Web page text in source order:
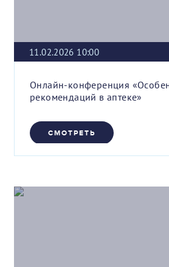
11.02.2026 10:00
Онлайн-конференция
рекомендаций в аптеке»
СМОТРЕТЬ